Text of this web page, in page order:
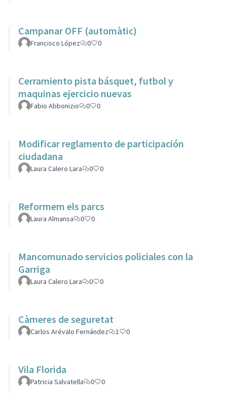
Campanar OFF (automàtic)
Francisco López 0 0
Cerramiento pista básquet, futbol y
maquinas ejercicio nuevas
Fabio Abbonizio 0 0
Modificar reglamento de participación
ciudadana
Laura Calero Lara 0 0
Reformem els parcs
Laura Almansa 0 0
Mancomunado servicios policiales con la
Garriga
Laura Calero Lara 0 0
Càmeres de seguretat
Carlos Arévalo Fernández 1 0
Vila Florida
Patricia Salvatella 0 0